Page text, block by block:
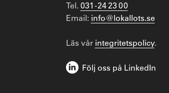
Tel. 031 - 24 23 00
Email: info@lokallots.se
Läs vår integritetspolicy.
Följ oss på LinkedIn